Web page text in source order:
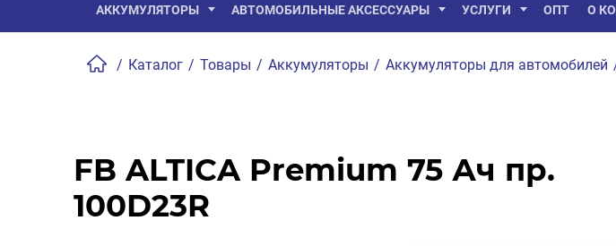
АККУМУЛЯТОРЫ АВТОМОБИЛЬНЫЕ АКСЕССУАРЫ УСЛУГИ ОПТ О
/ Каталог / Товары / Аккумуляторы / Аккумуляторы для автомобилей
FB ALTICA Premium 75 Ач пр.
100D23R